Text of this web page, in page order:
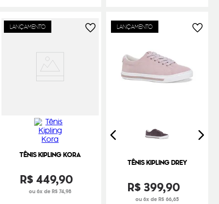
LANÇAMENTO
TÊNIS KIPLING KORA
R$449,90
ou 6x de R$ 74,98
LANÇAMENTO
TÊNIS KIPLING DREY
R$399,90
ou 6x de R$ 66,65